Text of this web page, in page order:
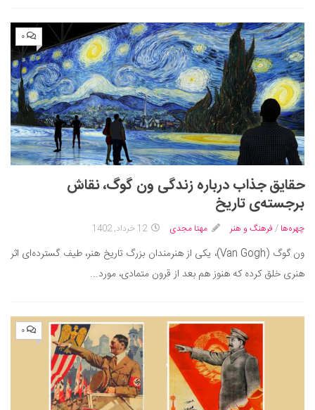
۰
حقایق جذاب درباره زندگی ون گوگ، نقاش
برجسته‌ی تاریخ
چهره‌ها / فرهنگ و هنر مهتا مجدی 12 خرداد, 1402
ون گوگ (Van Gogh)، یکی از هنرمندان بزرگ تاریخ هنر، طیف گسترده‌ای اثر
هنری خلق کرده که هنوز هم بعد از قرون متمادی، مورد...
۰